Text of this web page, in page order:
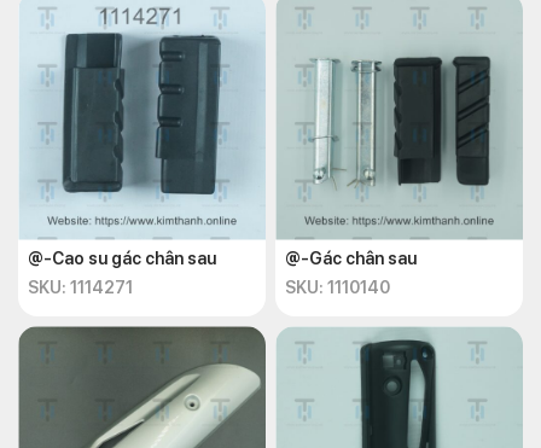
@-Cao su gác chân sau
SKU: 1114271
@-Gác chân sau
SKU: 1110140